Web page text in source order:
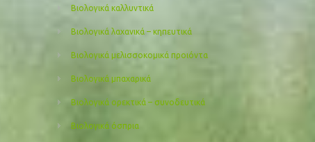
Βιολογικά καλλυντικά
Βιολογικά λαχανικά – κηπευτικά
Βιολογικά μελισσοκομικά προιόντα
Βιολογικά μπαχαρικά
Βιολογικά ορεκτικά – συνοδευτικά
Βιολογικά όσπρια